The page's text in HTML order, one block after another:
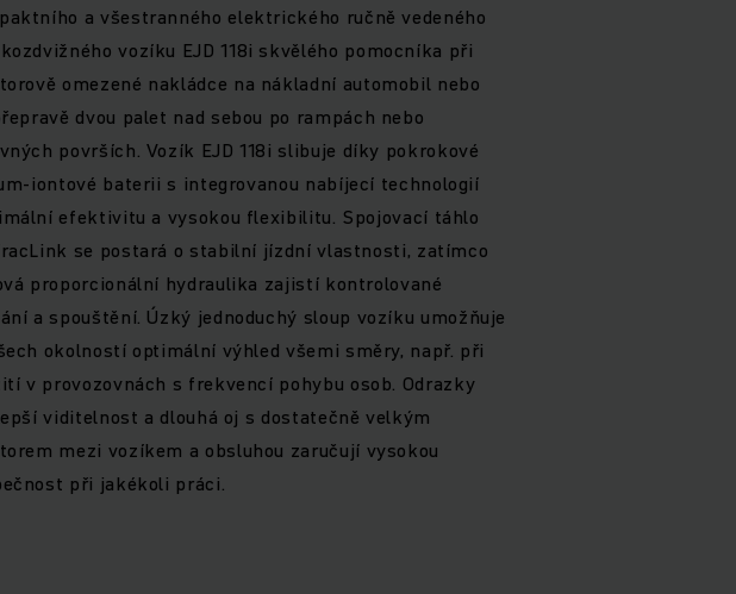
a všestranného elektrického ručně vedeného
vozíku EJD 118i skvělého pomocníka při
omezené nakládce na nákladní automobil nebo
dvou palet nad sebou po rampách nebo
površích. Vozík EJD 118i slibuje díky pokrokové
iontové baterii s integrovanou nabíjecí technologií
efektivitu a vysokou flexibilitu. Spojovací táhlo
se postará o stabilní jízdní vlastnosti, zatímco
proporcionální hydraulika zajistí kontrolované
a spouštění. Úzký jednoduchý sloup vozíku umožňuje
okolností optimální výhled všemi směry, např. při
v provozovnách s frekvencí pohybu osob. Odrazky
viditelnost a dlouhá oj s dostatečně velkým
mezi vozíkem a obsluhou zaručují vysokou
při jakékoli práci.